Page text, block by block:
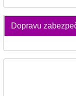
Dopravu